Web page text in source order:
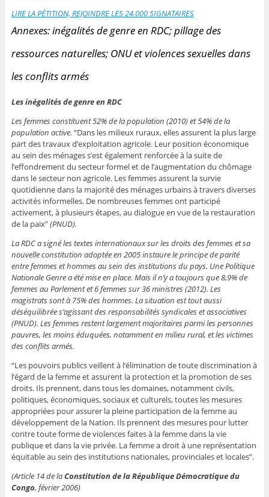
LIRE LA PÉTITION, REJOINDRE LES 24.000 SIGNATAIRES
Annexes: inégalités de genre en RDC; pillage des
ressources naturelles; ONU et violences sexuelles dans
les conflits armés
Les inégalités de genre en RDC
Les femmes constituent 52% de la population (2010) et 54% de la
population active. “Dans les milieux ruraux, elles assurent la plus large
part des travaux d’exploitation agricole. Leur position économique
au sein des ménages s’est également renforcée à la suite de
l’effondrement du secteur formel et de l’augmentation du chômage
dans le secteur non agricole. Les femmes assurent la survie
quotidienne dans la majorité des ménages urbains à travers diverses
activités informelles. De nombreuses femmes ont participé
activement, à plusieurs étapes, au dialogue en vue de la restauration
de la paix”(PNUD).
La RDC a signé les textes internationaux sur les droits des femmes et sa
nouvelle constitution adoptée en 2005 instaure le principe de parité
entre femmes et hommes au sein des institutions du pays. Une Politique
Nationale Genre a été mise en place. Mais il n’y a toujours que 8,9% de
femmes au Parlement et 6 femmes sur 36 ministres (2012). Les
magistrats sont à 75% des hommes. La situation est tout aussi
déséquilibrée s’agissant des responsabilités syndicales et associatives
(PNUD). Les femmes restent largement majoritaires parmi les personnes
pauvres, les moins éduquées, notamment en milieu rural, et les victimes
des conflits armés.
“Les pouvoirs publics veillent à l’élimination de toute discrimination à
l’égard de la femme et assurent la protection et la promotion de ses
droits. Ils prennent, dans tous les domaines, notamment civils,
politiques, économiques, sociaux et culturels, toutes les mesures
appropriées pour assurer la pleine participation de la femme au
développement de la Nation. Ils prennent des mesures pour lutter
contre toute forme de violences faites à la femme dans la vie
publique et dans la vie privée. La femme a droit à une représentation
équitable au sein des institutions nationales, provinciales et locales”.
(Article 14 de laConstitution de la République Démocratique du
Congo, février 2006)